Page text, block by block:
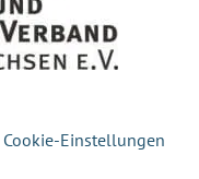
Cookie-Einstellungen